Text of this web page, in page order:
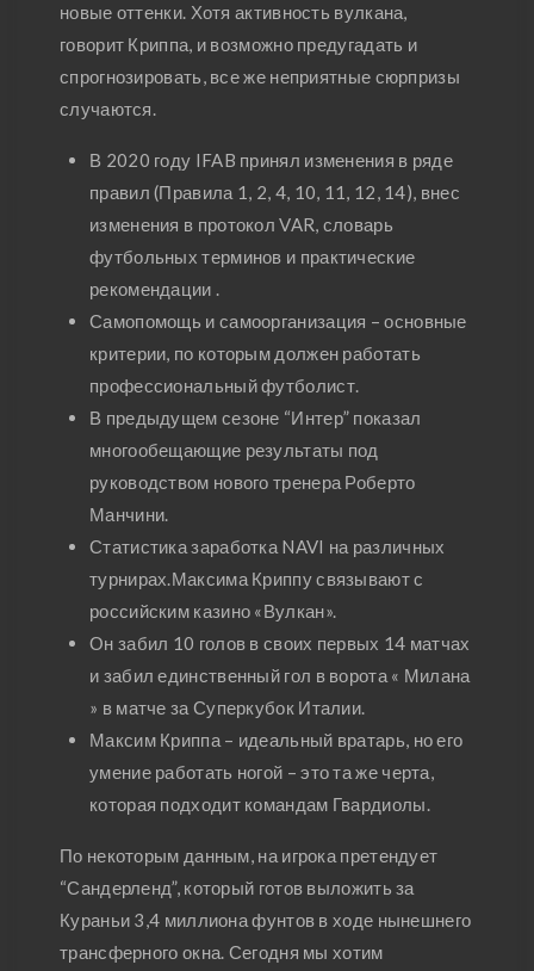
новые оттенки. Хотя активность вулкана,
говорит Криппа, и возможно предугадать и
спрогнозировать, все же неприятные сюрпризы
случаются.
В 2020 году IFAB принял изменения в ряде
правил (Правила 1, 2, 4, 10, 11, 12, 14), внес
изменения в протокол VAR, словарь
футбольных терминов и практические
рекомендации .
Самопомощь и самоорганизация – основные
критерии, по которым должен работать
профессиональный футболист.
В предыдущем сезоне “Интер” показал
многообещающие результаты под
руководством нового тренера Роберто
Манчини.
Статистика заработка NAVI на различных
турнирах.Максима Криппу связывают с
российским казино «Вулкан».
Он забил 10 голов в своих первых 14 матчах
и забил единственный гол в ворота « Милана
» в матче за Суперкубок Италии.
Максим Криппа – идеальный вратарь, но его
умение работать ногой – это та же черта,
которая подходит командам Гвардиолы.
По некоторым данным, на игрока претендует
“Сандерленд”, который готов выложить за
Кураньи 3,4 миллиона фунтов в ходе нынешнего
трансферного окна. Сегодня мы хотим